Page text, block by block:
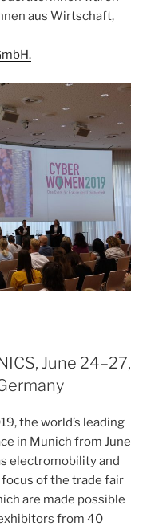
aus Wirtschaft,
June 24–27,
the world’s leading
in Munich from June
electromobility and
of the trade fair
are made possible
from 40